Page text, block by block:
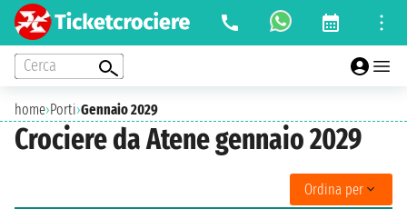
Cerca
home›Porti›Gennaio 2029
Crociere da Atene gennaio 2029
Ordina per